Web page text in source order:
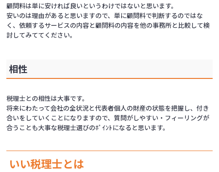
顧問料は単に安ければ良いというわけではないと思います。
安いのは理由があると思いますので、単に顧問料で判断するのではな
く、依頼するサービスの内容と顧問料の内容を他の事務所と比較して検
討してみててください。
相性
税理士との相性は大事です。
将来にわたって会社の全状況と代表者個人の財産の状態を把握し、付き
合いをしていくことになりますので、質問がしやすい・フィーリングが
合うことも大事な税理士選びのﾎﾟｲﾝﾄになると思います。
いい税理士とは